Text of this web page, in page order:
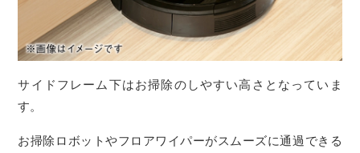
サイドフレーム下はお掃除のしやすい高さとなっていま
す。
お掃除ロボットやフロアワイパーがスムーズに通過できる